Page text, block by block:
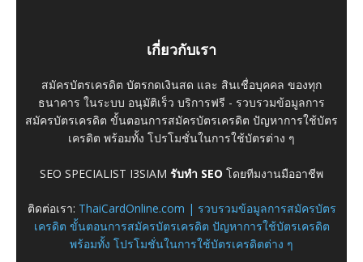
เกี่ยวกับเรา
สมัครบัตรเครดิต บัตรกดเงินสด และ สินเชื่อบุคคล ของทุก
ธนาคาร ในระบบ อนุมัติเร็ว บริการฟรี - รวบรวมข้อมูลการ
สมัครบัตรเครดิต ขั้นตอนการสมัครบัตรเครดิต ปัญหาการใช้บัตร
เครดิต พร้อมทั้ง โปรโมชั่นในการใช้บัตรต่าง ๆ
SEO SPECIALIST I3SIAM รับทำ SEO โดยทีมงานมืออาชีพ
ติดต่อเรา: ThaiCardOnline.com | รวบรวมข้อมูลการสมัครบัตร
เครดิต ขั้นตอนการสมัครบัตรเครดิต ปัญหาการใช้บัตรเครดิต
พร้อมทั้ง โปรโมชั่นในการใช้บัตรเครดิตต่าง ๆ